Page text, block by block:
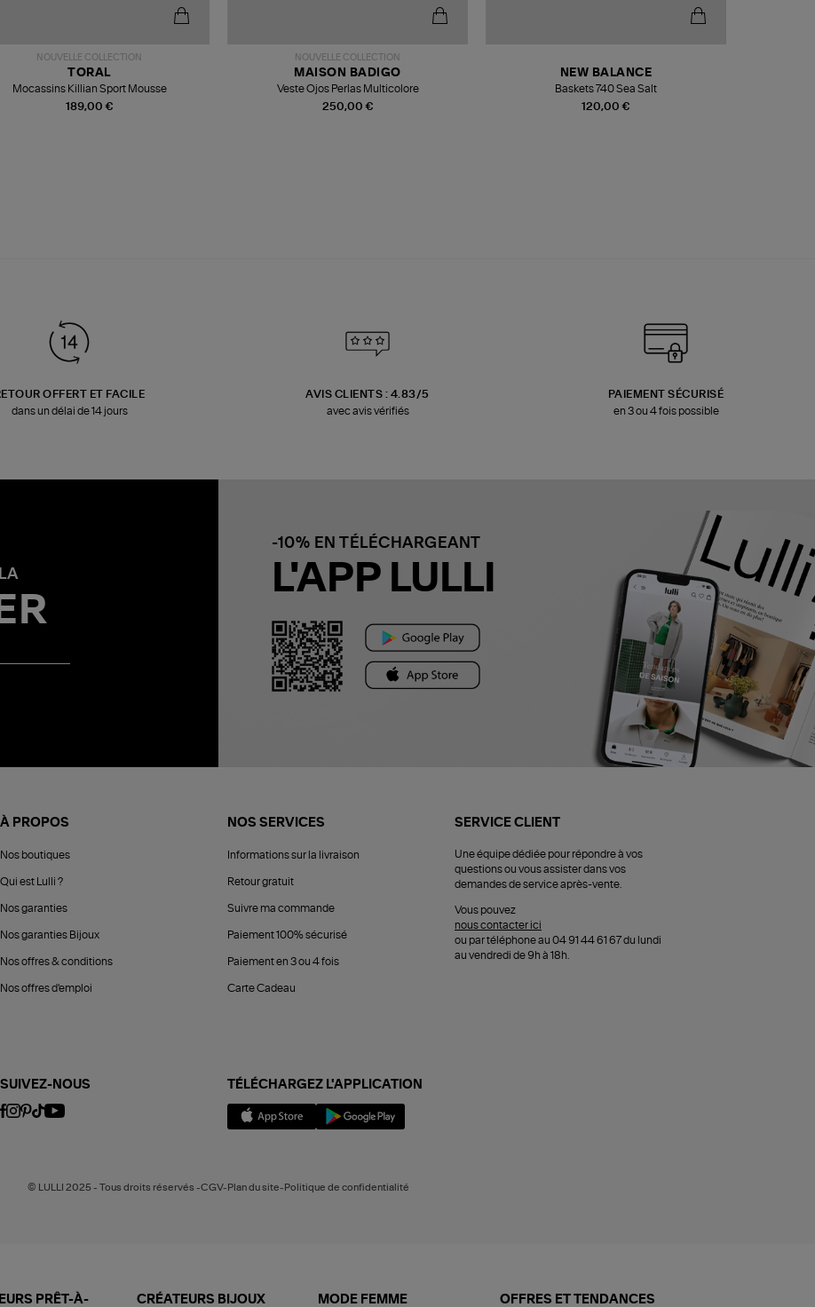
NOUVELLE COLLECTION
189,00 €
TORAL
Mocassins Killian Sport Mousse
NOUVELLE COLLECTION
250,00 €
MAISON BADIGO
Veste Ojos Perlas Multicolore
120,00 €
NEW BALANCE
Baskets 740 Sea Salt
OFFERT ET FACILE
dans un délai de 14 jours
AVIS CLIENTS : 4.83/5
avec avis vérifiés
PAIEMENT SÉCURISÉ
en 3 ou 4 fois possible
-10% EN TÉLÉCHARGEANT
L'APP LULLI
À PROPOS
Nos boutiques
Qui est Lulli ?
Nos garanties
Nos garanties Bijoux
Nos offres & conditions
Nos offres d'emploi
NOS SERVICES
Informations sur la livraison
Retour gratuit
Suivre ma commande
Paiement 100% sécurisé
Paiement en 3 ou 4 fois
Carte Cadeau
SERVICE CLIENT
Une équipe dédiée pour répondre à vos
questions ou vous assister dans vos
demandes de service après-vente.
Vous pouvez
nous contacter ici
ou par téléphone au 04 91 44 61 67 du lundi
au vendredi de 9h à 18h.
SUIVEZ-NOUS TÉLÉCHARGEZ L'APPLICATION
© LULLI 2025 - Tous droits réservés -CGV-Plan du site-Politique de confidentialité
PRÊT-À- CRÉATEURS BIJOUX MODE FEMME OFFRES ET TENDANCES